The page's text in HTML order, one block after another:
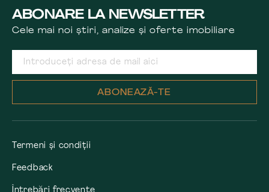
ABONARE LA NEWSLETTER
Cele mai noi știri, analize și oferte imobiliare
ABONEAZĂ-TE
Termeni și condiții
Feedback